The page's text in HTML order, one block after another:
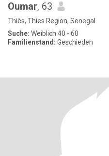
Oumar, 63
Thiès, Thies Region, Senegal
Suche: Weiblich 40 - 60
Familienstand: Geschieden